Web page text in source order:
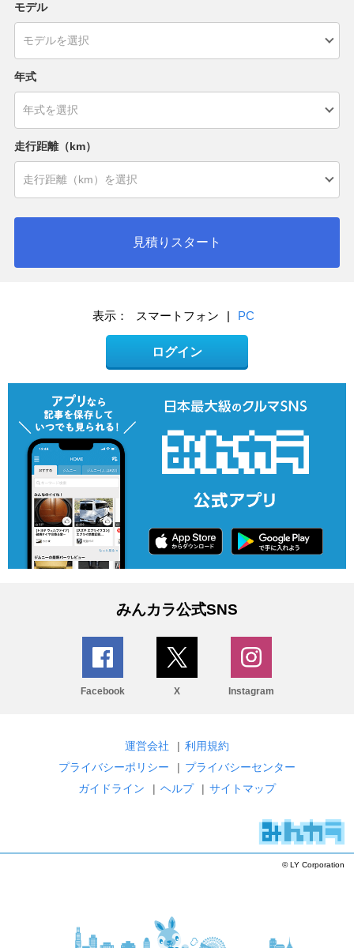
モデル
年式
走行距離（km）
見積りスタート
表示： スマートフォン | PC
ログイン
みんカラ公式SNS
Facebook X Instagram
運営会社 | 利用規約
プライバシーポリシー
| プライバシーセンター
ガイドライン
| ヘルプ | サイトマップ
© LY Corporation